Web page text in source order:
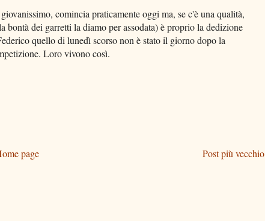
comincia praticamente oggi ma, se c'è una qualità,
bontà dei garretti la diamo per assodata) è proprio la dedizione
quello di lunedì scorso non è stato il giorno dopo la
Loro vivono così.
Post più vecchio
page